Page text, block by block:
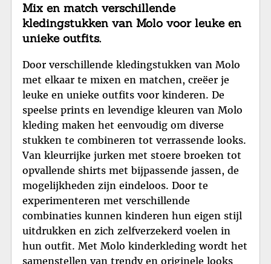
Mix en match verschillende
kledingstukken van Molo voor leuke en
unieke outfits.
Door verschillende kledingstukken van Molo
met elkaar te mixen en matchen, creëer je
leuke en unieke outfits voor kinderen. De
speelse prints en levendige kleuren van Molo
kleding maken het eenvoudig om diverse
stukken te combineren tot verrassende looks.
Van kleurrijke jurken met stoere broeken tot
opvallende shirts met bijpassende jassen, de
mogelijkheden zijn eindeloos. Door te
experimenteren met verschillende
combinaties kunnen kinderen hun eigen stijl
uitdrukken en zich zelfverzekerd voelen in
hun outfit. Met Molo kinderkleding wordt het
samenstellen van trendy en originele looks